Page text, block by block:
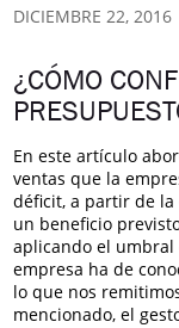
DICIEMBRE 22, 2016
¿CÓMO
En este artículo
ventas que la
déficit, a partir de la
un beneficio
aplicando el umbral
empresa ha de
lo que nos
mencionado, el